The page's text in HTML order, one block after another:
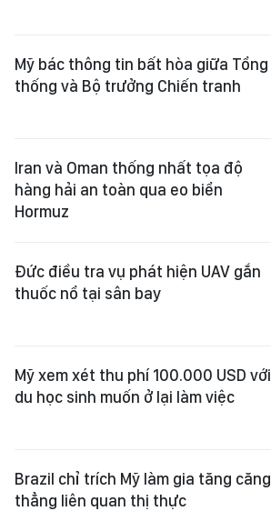
Mỹ bác thông tin bất hòa giữa Tổng
thống và Bộ trưởng Chiến tranh
Iran và Oman thống nhất tọa độ
hàng hải an toàn qua eo biển
Hormuz
Đức điều tra vụ phát hiện UAV gắn
thuốc nổ tại sân bay
Mỹ xem xét thu phí 100.000 USD với
du học sinh muốn ở lại làm việc
Brazil chỉ trích Mỹ làm gia tăng căng
thẳng liên quan thị thực